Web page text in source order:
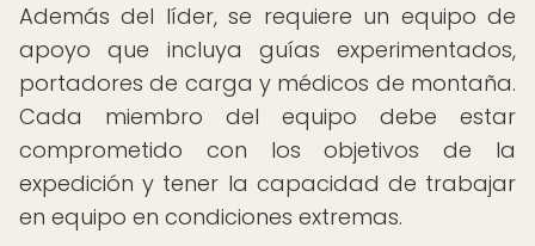
Además del líder, se requiere un equipo de
apoyo que incluya guías experimentados,
portadores de carga y médicos de montaña.
Cada miembro del equipo debe estar
comprometido con los objetivos de la
expedición y tener la capacidad de trabajar
en equipo en condiciones extremas.